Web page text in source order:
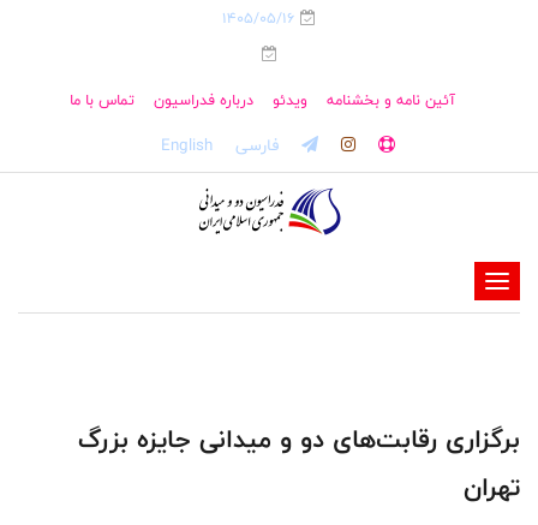
1405/05/16
آئین نامه و بخشنامه ویدئو درباره فدراسیون تماس با ما
فارسی English
-
-
-
-
برگزاری رقابت‌های دو و میدانی جایزه بزرگ
تهران